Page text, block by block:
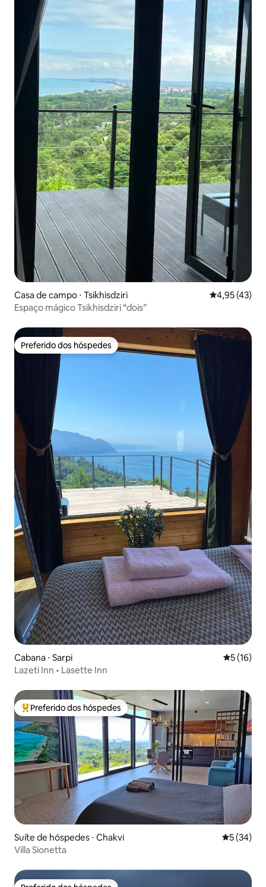
Casa de campo ⋅ Tsikhisdziri 4,95 de uma
4,95 (43)
Espaço mágico Tsikhisdziri “dois”
Preferido dos hóspedes
Preferido dos hóspedes
Cabana ⋅ Sarpi 5 de uma
5 (16)
Lazeti Inn • Lasette Inn
Entre os melhores preferidos dos hóspedes
Preferido dos hóspedes
Suíte de hóspedes ⋅ Chakvi 5 de uma
5 (34)
Villa Sionetta